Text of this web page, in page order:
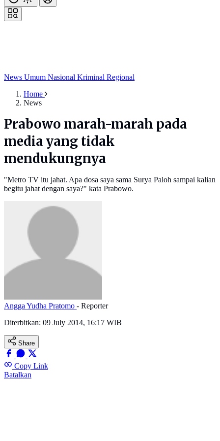
News Umum Nasional Kriminal Regional
Home
News
Prabowo marah-marah pada
media yang tidak
mendukungnya
"Metro TV itu jahat. Apa dosa saya sama Surya Paloh sampai kalian
begitu jahat dengan saya?" kata Prabowo.
Angga Yudha Pratomo - Reporter
Diterbitkan: 09 July 2014, 16:17 WIB
Share
Copy Link
Batalkan